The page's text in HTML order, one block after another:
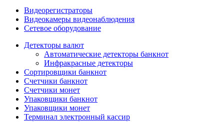
Видеорегистраторы
Видеокамеры видеонаблюдения
Сетевое оборудование
Детекторы валют
Автоматические детекторы банкнот
Инфракрасные детекторы
Сортировщики банкнот
Счетчики банкнот
Счетчики монет
Упаковщики банкнот
Упаковщики монет
Терминал электронный кассир